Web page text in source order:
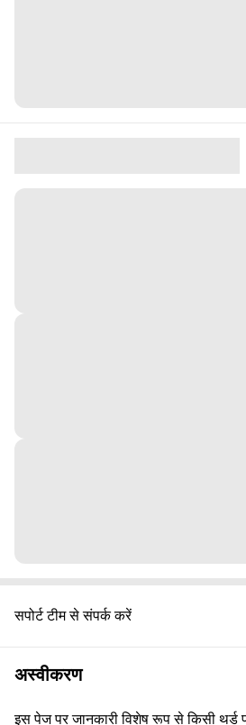
सपोर्ट टीम से संपर्क करें
अस्वीकरण
इस पेज पर जानकारी विशेष रूप से किसी थर्ड